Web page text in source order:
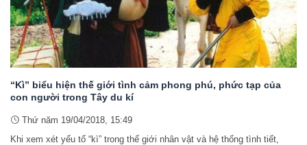
“Kì” biểu hiện thế giới tình cảm phong phú, phức tạp của
con người trong Tây du kí
Thứ năm 19/04/2018, 15:49
Khi xem xét yếu tố “kì” trong thế giới nhân vật và hệ thống tình tiết,